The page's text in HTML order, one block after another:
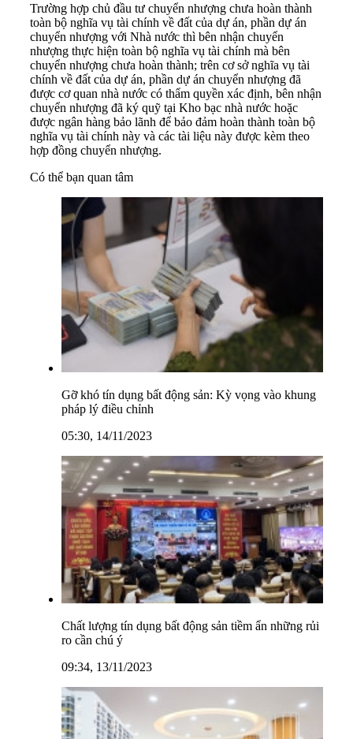
Trường hợp chủ đầu tư chuyển nhượng chưa hoàn thành
toàn bộ nghĩa vụ tài chính về đất của dự án, phần dự án
chuyển nhượng với Nhà nước thì bên nhận chuyển
nhượng thực hiện toàn bộ nghĩa vụ tài chính mà bên
chuyển nhượng chưa hoàn thành; trên cơ sở nghĩa vụ tài
chính về đất của dự án, phần dự án chuyển nhượng đã
được cơ quan nhà nước có thẩm quyền xác định, bên nhận
chuyển nhượng đã ký quỹ tại Kho bạc nhà nước hoặc
được ngân hàng bảo lãnh để bảo đảm hoàn thành toàn bộ
nghĩa vụ tài chính này và các tài liệu này được kèm theo
hợp đồng chuyển nhượng.
Có thể bạn quan tâm
Gỡ khó tín dụng bất động sản: Kỳ vọng vào khung
pháp lý điều chỉnh
05:30, 14/11/2023
Chất lượng tín dụng bất động sản tiềm ẩn những rủi
ro cần chú ý
09:34, 13/11/2023